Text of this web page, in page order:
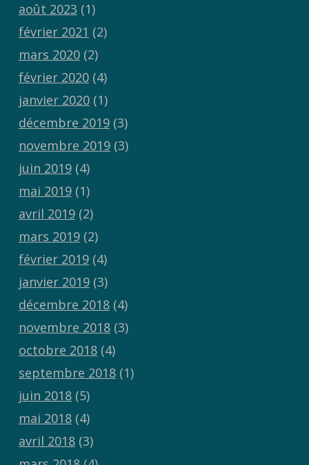
août 2023 (1)
février 2021 (2)
mars 2020(2)
février 2020(4)
janvier 2020(1)
décembre 2019(3)
novembre 2019(3)
juin 2019(4)
mai 2019(1)
avril 2019(2)
mars 2019(2)
février 2019(4)
janvier 2019(3)
décembre 2018(4)
novembre 2018(3)
octobre 2018(4)
septembre 2018(1)
juin 2018(5)
mai 2018(4)
avril 2018(3)